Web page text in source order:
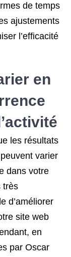
de temps
ajustements
l’efficacité
en
les résultats
varier
dans votre
très
d’améliorer
site web
en
par Oscar